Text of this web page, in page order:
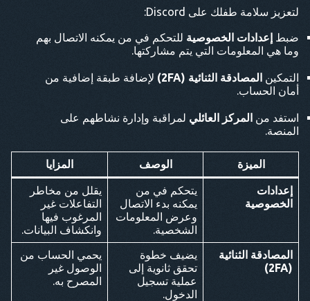
لتعزيز سلامة طفلك على Discord:
ضبط إعدادات الخصوصية للتحكم في من يمكنه الاتصال بهم
وما هي المعلومات التي يتم مشاركتها.
التمكين المصادقة الثنائية (2FA)
لإضافة طبقة إضافية من
أمان الحساب.
استفد من المركز العائلي لمراقبة وإدارة نشاطهم على
المنصة.
الميزة الوصف المزايا
إعدادات
الخصوصية
يتحكم في من
يمكنه بدء الاتصال
وعرض المعلومات
الشخصية.
يقلل من مخاطر
التفاعلات غير
المرغوب فيها
وانكشاف البيانات.
المصادقة الثنائية
(2FA)
يضيف خطوة
تحقق ثانوية إلى
عملية تسجيل
الدخول.
يحمي الحساب من
الوصول غير
المصرح به.